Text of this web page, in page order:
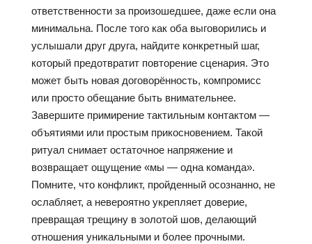
ответственности за произошедшее, даже если она
минимальна. После того как оба выговорились и
услышали друг друга, найдите конкретный шаг,
который предотвратит повторение сценария. Это
может быть новая договорённость, компромисс
или просто обещание быть внимательнее.
Завершите примирение тактильным контактом —
объятиями или простым прикосновением. Такой
ритуал снимает остаточное напряжение и
возвращает ощущение «мы — одна команда».
Помните, что конфликт, пройденный осознанно, не
ослабляет, а невероятно укрепляет доверие,
превращая трещину в золотой шов, делающий
отношения уникальными и более прочными.